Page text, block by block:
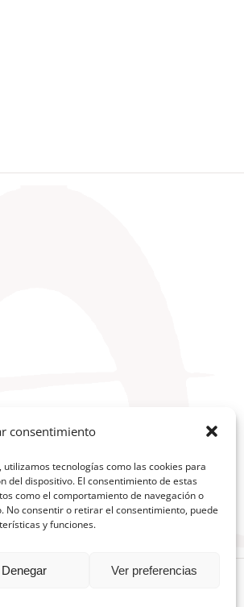
consentimiento
tecnologías como las cookies para
del dispositivo. El consentimiento de estas
como el comportamiento de navegación o
No consentir o retirar el consentimiento, puede
y funciones.
Denegar Ver preferencias